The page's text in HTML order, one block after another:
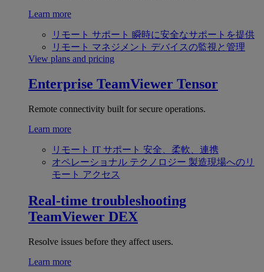
Learn more
リモート サポート 瞬時に安全なサポートを提供
リモート マネジメント デバイスの監視と管理
View plans and pricing
Enterprise TeamViewer Tensor
Remote connectivity built for secure operations.
Learn more
リモート IT サポート 安全、柔軟、連携
オペレーショナル テクノロジー 製造現場へのリ
モート アクセス
Real-time troubleshooting
TeamViewer DEX
Resolve issues before they affect users.
Learn more